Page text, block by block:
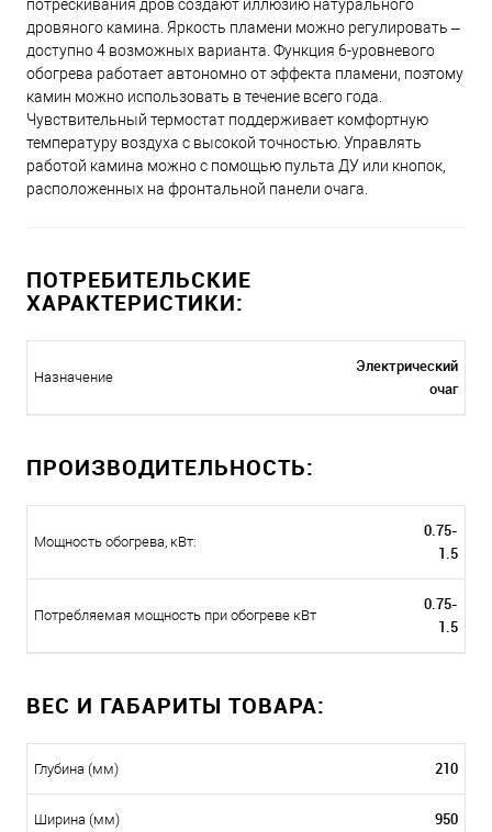
потрескивания дров создают иллюзию натурального
дровяного камина. Яркость пламени можно регулировать –
доступно 4 возможных варианта. Функция 6-уровневого
обогрева работает автономно от эффекта пламени, поэтому
камин можно использовать в течение всего года.
Чувствительный термостат поддерживает комфортную
температуру воздуха с высокой точностью. Управлять
работой камина можно с помощью пульта ДУ или кнопок,
расположенных на фронтальной панели очага.
ПОТРЕБИТЕЛЬСКИЕ
ХАРАКТЕРИСТИКИ:
Назначение
Электрический
очаг
ПРОИЗВОДИТЕЛЬНОСТЬ:
Мощность обогрева, кВт:
0.75-
1.5
Потребляемая мощность при обогреве кВт
0.75-
1.5
ВЕС И ГАБАРИТЫ ТОВАРА:
Глубина (мм) 210
Ширина (мм) 950